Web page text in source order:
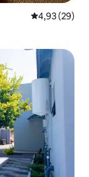
Gemiddelde
4,93 (29)